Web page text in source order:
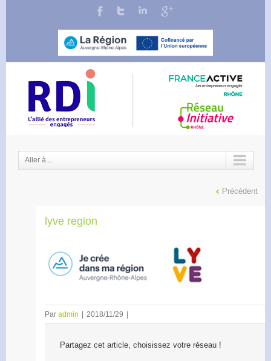
Aller à...
Précédent
lyve region
Par admin 2018/11/29
Partagez cet article, choisissez votre réseau !